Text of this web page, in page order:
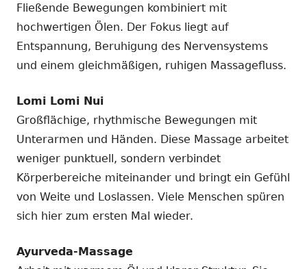
Fließende Bewegungen kombiniert mit
hochwertigen Ölen. Der Fokus liegt auf
Entspannung, Beruhigung des Nervensystems
und einem gleichmäßigen, ruhigen Massagefluss.
Lomi Lomi Nui
Großflächige, rhythmische Bewegungen mit
Unterarmen und Händen. Diese Massage arbeitet
weniger punktuell, sondern verbindet
Körperbereiche miteinander und bringt ein Gefühl
von Weite und Loslassen. Viele Menschen spüren
sich hier zum ersten Mal wieder.
Ayurveda-Massage